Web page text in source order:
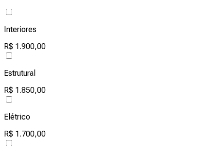
Interiores
R$ 1.900,00
Estrutural
R$ 1.850,00
Elétrico
R$ 1.700,00